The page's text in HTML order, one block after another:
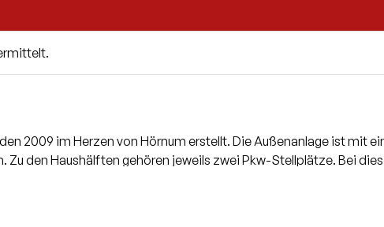
2009 im Herzen von Hörnum erstellt. Die Außenanlage ist mit
den Haushälften gehören jeweils zwei Pkw-Stellplätze. Bei